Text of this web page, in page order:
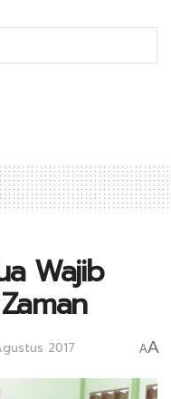
Wajib
2017 AA